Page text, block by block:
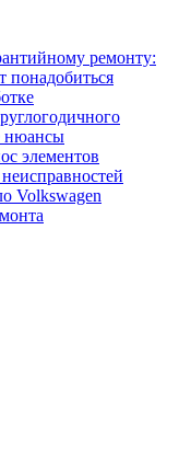
ремонту:
понадобиться
нюансы
элементов
Volkswagen